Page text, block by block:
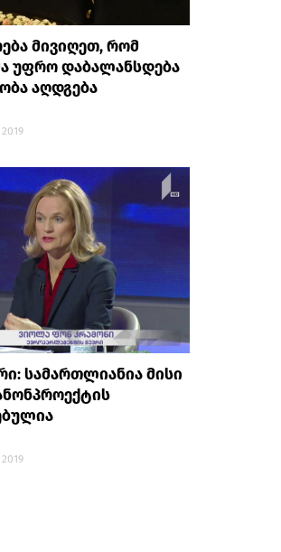
მივიღეთ, რომ
უფრო დაბალანსდება
აღდგება
სამართლიანია მისი